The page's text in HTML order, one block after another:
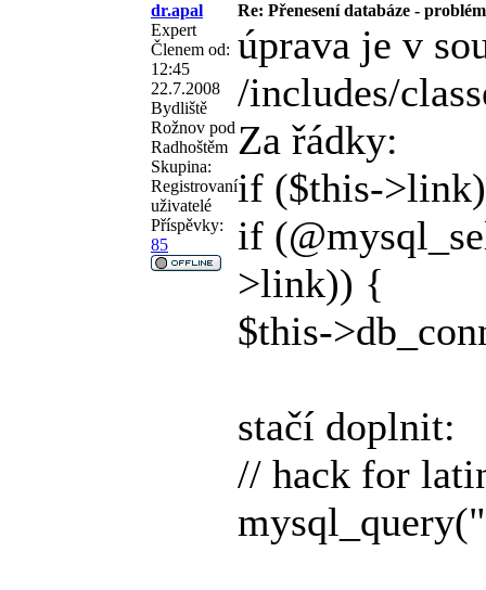
dr.apal
Re: Přenesení databáze - problém
Expert
Členem od:
12:45
22.7.2008
Bydliště
Rožnov pod
Radhoštěm
Skupina:
Registrovaní
uživatelé
Příspěvky:
85
úprava je v
/includes/
Za řádky:
if ($this-
if
>link)) {
$this-
stačí doplnit:
// hack for